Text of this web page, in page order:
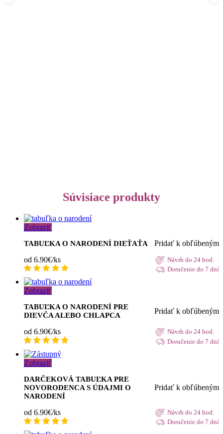
Súvisiace produkty
Zobraziť
TABUĽKA O NARODENÍ DIEŤAŤA
Pridať k obľúbeným
od 6.90€/ks
Návrh do 24 hod.
Doručenie do 7 dní
Zobraziť
TABUĽKA O NARODENÍ PRE
DIEVČA ALEBO CHLAPCA
Pridať k obľúbeným
od 6.90€/ks
Návrh do 24 hod.
Doručenie do 7 dní
Zobraziť
DARČEKOVÁ TABUĽKA PRE
NOVORODENCA S ÚDAJMI O
NARODENÍ
Pridať k obľúbeným
od 6.90€/ks
Návrh do 24 hod.
Doručenie do 7 dní